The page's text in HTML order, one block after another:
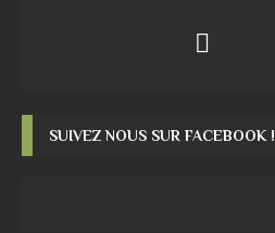
SUIVEZ NOUS SUR FACEBOOK !